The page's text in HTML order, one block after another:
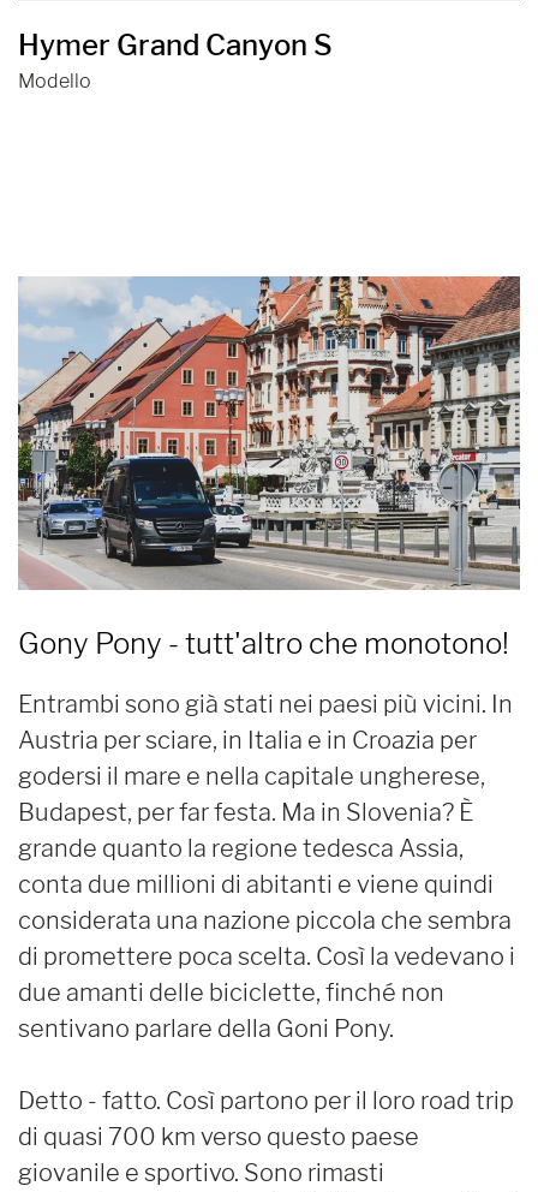
Modello
Hymer Grand Canyon S
Gony Pony - tutt'altro che monotono!
Entrambi sono già stati nei paesi più vicini. In
Austria per sciare, in Italia e in Croazia per
godersi il mare e nella capitale ungherese,
Budapest, per far festa. Ma in Slovenia? È
grande quanto la regione tedesca Assia,
conta due millioni di abitanti e viene quindi
considerata una nazione piccola che sembra
di promettere poca scelta. Così la vedevano i
due amanti delle biciclette, finché non
sentivano parlare della Goni Pony.
Detto - fatto. Così partono per il loro road trip
di quasi 700 km verso questo paese
giovanile e sportivo. Sono rimasti